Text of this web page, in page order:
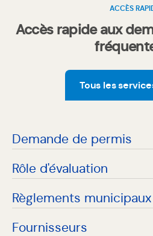
ACCÈS
Accès rapide aux
Tous les
Demande de permis
Ouvre
une
fenêtre
Rôle d'évaluation
Règlements municipaux
Fournisseurs